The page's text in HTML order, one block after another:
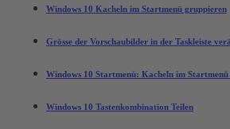
Windows 10 Kacheln im Startmenü gruppieren
Grösse der Vorschaubilder in der Taskleiste
Windows 10 Startmenü: Kacheln im
Windows 10 Tastenkombination Teilen